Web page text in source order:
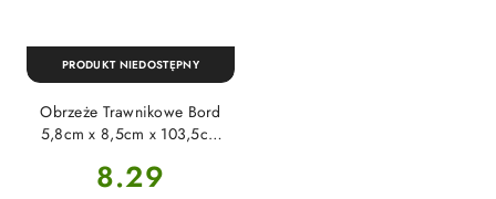
Obrzeże Trawnikowe Bord
5,8cm x 8,5cm x 103,5cm
Cena:
8.29
PRODUKT NIEDOSTĘPNY